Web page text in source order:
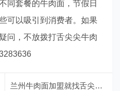
同套餐的牛肉面，节假日
可以吸引到消费者。如果
问，不放拨打舌尖尖牛肉
兰州牛肉面加盟就找舌尖尖牛肉面-兰州牛肉面文化的传承者